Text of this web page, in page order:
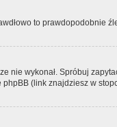
to prawdopodobnie
wykonał. Spróbuj
(link znajdziesz w